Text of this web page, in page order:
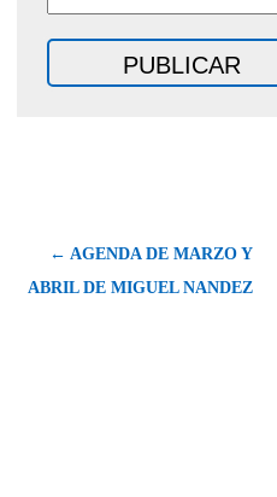
← AGENDA DE MARZO Y
ABRIL DE MIGUEL NANDEZ